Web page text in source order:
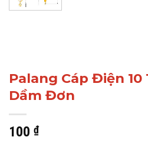
Palang Cáp Điện 10
Dầm Đơn
100 ₫